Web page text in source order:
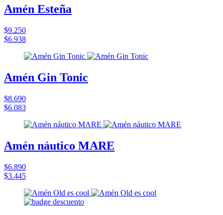
Amén Esteña
$9.250
$6.938
Amén Gin Tonic
$8.690
$6.083
Amén náutico MARE
$6.890
$3.445